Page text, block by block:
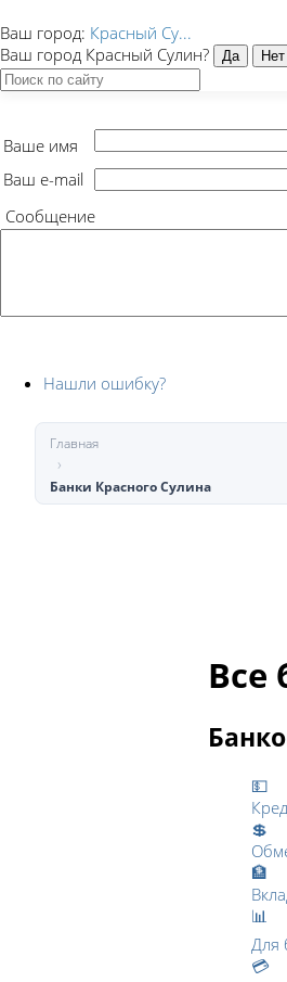
Ваше имя
Ваш e-mail
Сообщение
Нашли ошибку?
Ваш город: Красный Су...
Ваш город Красный Сулин?
Главная
Банки Красного Сулина
Все
💵
💲
🏦
📊
Для
💳